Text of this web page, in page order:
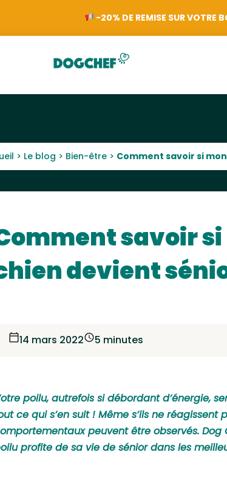
-20% DE REMISE SUR VOTRE
> Le blog > Bien-être > Comment savoir si
savoir
devient
14 mars 2022 5 minutes
poilu, autrefois si débordant d’énergie,
ce qui s’en suit ! Même s’ils ne
peuvent être observés.
profite de sa vie de sénior dans les